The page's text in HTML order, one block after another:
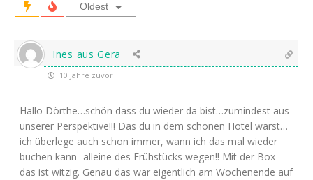
Oldest
Ines aus Gera
10 Jahre zuvor
Hallo Dörthe…schön dass du wieder da bist…zumindest aus
unserer Perspektive!!! Das du in dem schönen Hotel warst…
ich überlege auch schon immer, wann ich das mal wieder
buchen kann- alleine des Frühstücks wegen!! Mit der Box –
das ist witzig. Genau das war eigentlich am Wochenende auf